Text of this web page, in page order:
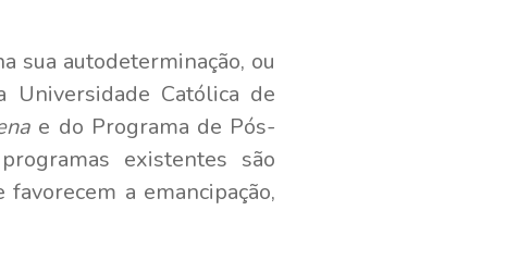
sua autodeterminação, ou
Católica de
e do Programa de Pós-
existentes são
a emancipação,